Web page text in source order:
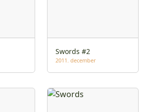
Swords #2
2011. december